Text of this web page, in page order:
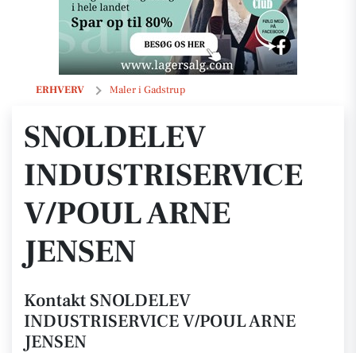
ERHVERV Maler i Gadstrup
SNOLDELEV INDUSTRISERVICE V/POUL ARNE JENSEN
SNOLDELEV
INDUSTRISERVICE
V/POUL ARNE
JENSEN
Kontakt SNOLDELEV
INDUSTRISERVICE V/POUL ARNE
JENSEN